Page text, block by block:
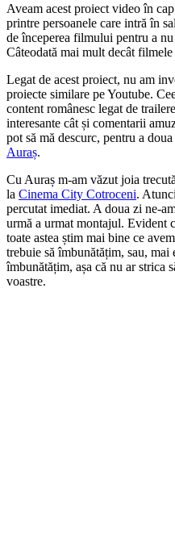
Aveam acest proiect video în
printre persoanele care intră în
de începerea filmului pentru a
Câteodată mai mult decât
Legat de acest proiect, nu am
proiecte similare pe Youtube.
content românesc legat de
interesante cât și comentarii
pot să mă descurc, pentru a
Auraș.
Cu Auraș m-am văzut joia
la Cinema City Cotroceni.
percutat imediat. A doua zi ne-
urmă a urmat montajul. Evident
toate astea știm mai bine ce
trebuie să îmbunătățim, sau, mai
îmbunătățim, așa că nu ar strica
voastre.